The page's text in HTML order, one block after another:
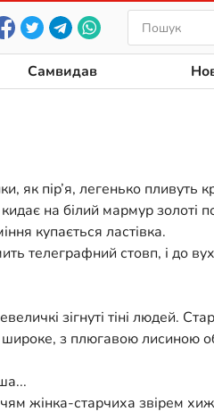
Самвидав
як пір’я, легенько пливуть
на білий мармур золоті
купається ластівка.
телеграфний стовп, і до
зігнуті тіні людей.
широке, з плюгавою лисиною
жінка-старчиха звірем